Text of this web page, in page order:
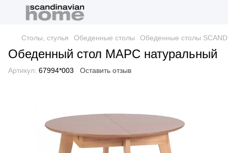
Столы, стулья Обеденные столы Обеденные столы
Обеденный стол МАРС натуральный
Артикул: 67994*003 Оставить отзыв